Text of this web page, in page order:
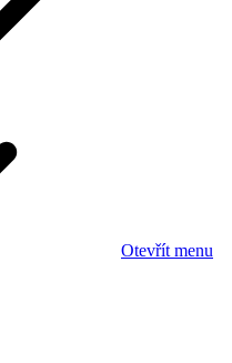
Otevřít menu